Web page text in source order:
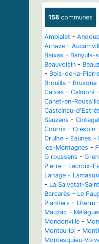
158 communes
Ambialet -
Arnave -
Baixas - Banyuls-
Beauvoisin -
- Bois-de-la-
Brouilla - Brusque
Caixas - Calmont -
Canet-en-
Castelnau-
Sauzens -
Courris - Crespin -
Drulhe - Eaunes -
les-Montagnes -
Giroussens -
Pierre - Lacroix-
Lahage -
- La Salvetat-
Barcarès - Le
Plantiers - Lherm -
Mauzac -
Mondonville -
Montauriol -
Montesquieu-